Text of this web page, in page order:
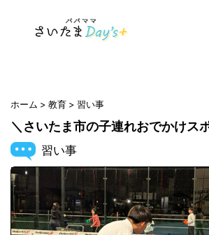
: Undefined variable $ara in
/home/saitamanavi/saitamadays.com/public_html/
content/themes/saitamawaker/archive.php
ホーム 教育 習い事
＼さいたま市の子連れおでかけス
習い事